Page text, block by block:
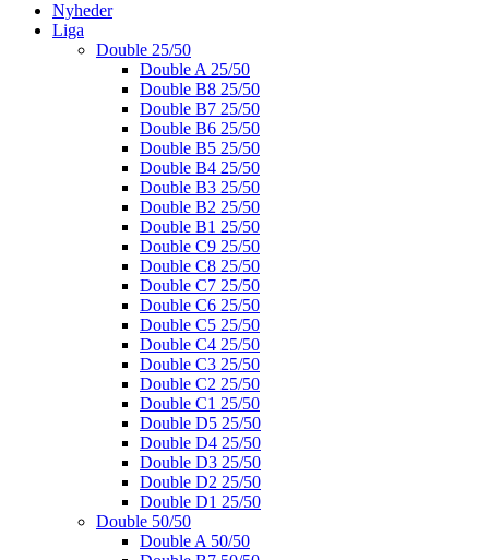
Nyheder
Liga
Double 25/50
Double A 25/50
Double B8 25/50
Double B7 25/50
Double B6 25/50
Double B5 25/50
Double B4 25/50
Double B3 25/50
Double B2 25/50
Double B1 25/50
Double C9 25/50
Double C8 25/50
Double C7 25/50
Double C6 25/50
Double C5 25/50
Double C4 25/50
Double C3 25/50
Double C2 25/50
Double C1 25/50
Double D5 25/50
Double D4 25/50
Double D3 25/50
Double D2 25/50
Double D1 25/50
Double 50/50
Double A 50/50